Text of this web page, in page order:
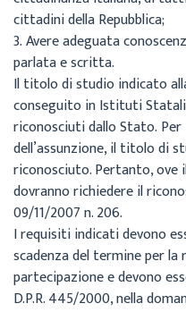
cittadini della Repubblica;
3.Avere adeguata
parlata e scritta.
Il titolo di studio indicato
conseguito in Istituti
riconosciutidalloStato. Per
dell’assunzione, il titolo di
riconosciuto. Pertanto, ove
dovranno richiedere il
09/11/2007 n.206.
Irequisiti indicatidevono
scadenzadel termineperla
partecipazione e devono
D.P.R. 445/2000, nella